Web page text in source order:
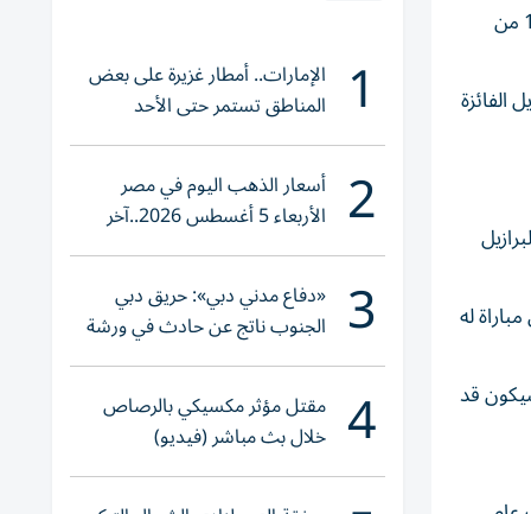
أعلن نيمار أنه خاض ‌آخر مباراة له مع منتخب البرازيل، بعد أن سجل هدفاً ​في ⁠هزيمة الفريق 2-1 أمام النرويج يوم الأحد ‌في دور الـ16 ‌من
له
دون الفوز بلقب كأس العالم، منذ فوزها بالبطولة لأول مرة. إذ ‌إنه بحلول ‌عام 2030، سيكون قد
1 الإمارات.. أمطار غزيرة على بعض
المناطق تستمر حتى الأحد
2 أسعار الذهب اليوم في مصر
الأربعاء 5 أغسطس 2026..آخر
تحديث لعيار 21
3 «دفاع مدني دبي»: حريق دبي
الجنوب ناتج عن حادث في ورشة
ولا إصابات
4 مقتل مؤثر مكسيكي بالرصاص
خلال بث مباشر (فيديو)